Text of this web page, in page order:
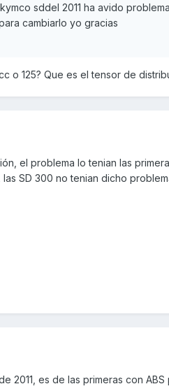
sddel 2011 ha avido
cambiarlo yo gracias
o 125? Que es el tensor de
el problema lo tenian las
SD 300 no tenian dicho
2011, es de las primeras con